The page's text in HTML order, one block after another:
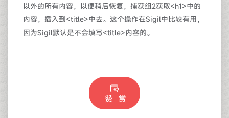
以外的所有内容，以便稍后恢复，捕获组2获取<h1>中的
内容，插入到<title>中去。这个操作在Sigil中比较有用，
因为Sigil默认是不会填写<title>内容的。
赞 赏